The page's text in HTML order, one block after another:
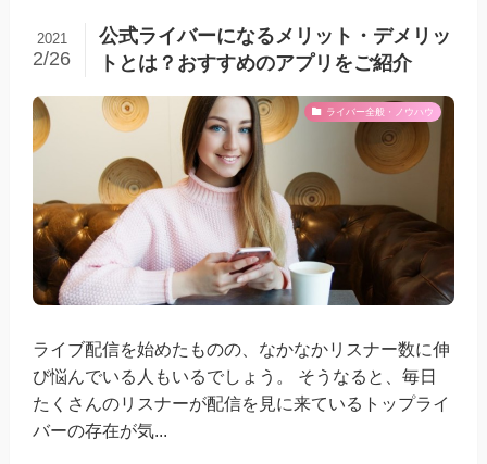
公式ライバーになるメリット・デメリッ
トとは？おすすめのアプリをご紹介
2021
2/26
ライバー全般・ノウハウ
ライブ配信を始めたものの、なかなかリスナー数に伸
び悩んでいる人もいるでしょう。 そうなると、毎日
たくさんのリスナーが配信を見に来ているトップライ
バーの存在が気...